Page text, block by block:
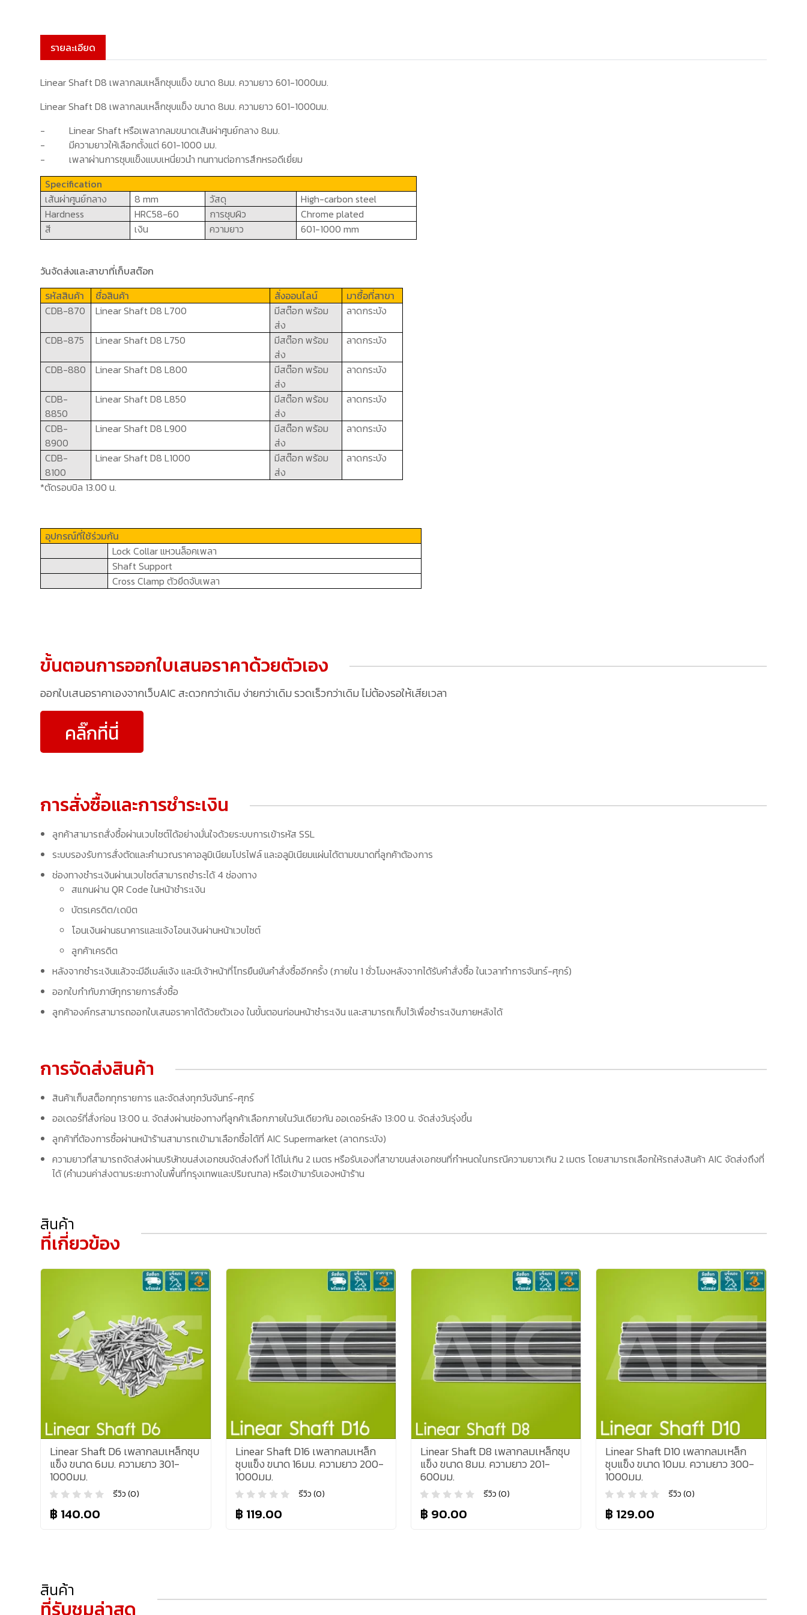
รายละเอียด
Linear Shaft D8 เพลากลมเหล็กชุบแข็ง ขนาด 8มม. ความยาว 601-1000มม.
Linear Shaft D8 เพลากลมเหล็กชุบแข็ง ขนาด 8มม. ความยาว 601-1000มม.
-
Linear Shaftหรือเพลากลมขนาดเส้นผ่าศูนย์กลาง8มม.
-
มีความยาวให้เลือกตั้งแต่601-1000 มม.
-
เพลาผ่านการชุบแข็งแบบเหนี่ยวนำ ทนทานต่อการสึกหรอดีเยี่ยม
Specification
เส้นผ่าศูนย์กลาง
8 mm วัสดุ
High-carbon steel
Hardness
HRC58-60 การชุบผิว
Chrome plated
สี
เงิน ความยาว 601-1000 mm
วันจัดส่งและสาขาที่เก็บสต๊อก
รหัสสินค้า
ชื่อสินค้า สั่งออนไลน์
มาซื้อที่สาขา
CDB-870
Linear ShaftD8 L700
มีสต๊อก พร้อม
ส่ง
ลาดกระบัง
CDB-875 Linear ShaftD8 L750
มีสต๊อก พร้อม
ส่ง
ลาดกระบัง
CDB-880 Linear ShaftD8 L800
มีสต๊อก พร้อม
ส่ง
ลาดกระบัง
CDB-
8850
Linear ShaftD8 L850
มีสต๊อก พร้อม
ส่ง
ลาดกระบัง
CDB-
8900
Linear ShaftD8 L900
มีสต๊อก พร้อม
ส่ง
ลาดกระบัง
CDB-
8100
Linear ShaftD8 L1000
มีสต๊อก พร้อม
ส่ง
ลาดกระบัง
*ตัดรอบบิล 13.00 น.
อุปกรณ์ที่ใช้ร่วมกัน
Lock Collarแหวนล็อคเพลา
Shaft Support
Cross Clampตัวยึดจับเพลา
ขั้นตอนการออกใบเสนอราคาด้วยตัวเอง
ออกใบเสนอราคาเองจากเว็บAIC สะดวกกว่าเดิม ง่ายกว่าเดิม รวดเร็วกว่าเดิม ไม่ต้องรอให้เสียเวลา
คลิ๊กที่นี่
การสั่งซื้อและการชำระเงิน
ลูกค้าสามารถสั่งซื้อผ่านเวบไซต์ได้อย่างมั่นใจด้วยระบบการเข้ารหัส SSL
ระบบรองรับการสั่งตัดและคำนวณราคาอลูมิเนียมโปรไฟล์ และอลูมิเนียมแผ่นได้ตามขนาดที่ลูกค้าต้องการ
ช่องทางชำระเงินผ่านเวบไซต์สามารถชำระได้ 4 ช่องทาง
สแกนผ่าน QR Code ในหน้าชำระเงิน
บัตรเครดิต/เดบิต
โอนเงินผ่านธนาคารและแจ้งโอนเงินผ่านหน้าเวบไซต์
ลูกค้าเครดิต
หลังจากชำระเงินแล้วจะมีอีเมล์แจ้ง และมีเจ้าหน้าที่โทรยืนยันคำสั่งซื้ออีกครั้ง (ภายใน 1 ชั่วโมงหลังจากได้รับคำสั่งซื้อ ในเวลาทำการจันทร์-ศุกร์)
ออกใบกำกับภาษีทุกรายการสั่งซื้อ
ลูกค้าองค์กรสามารถออกใบเสนอราคาได้ด้วยตัวเอง ในขั้นตอนก่อนหน้าชำระเงิน และสามารถเก็บไว้เพื่อชำระเงินภายหลังได้
การจัดส่งสินค้า
สินค้าเก็บสต็อกทุกรายการ และจัดส่งทุกวันจันทร์-ศุกร์
ออเดอร์ที่สั่งก่อน 13:00 น. จัดส่งผ่านช่องทางที่ลูกค้าเลือกภายในวันเดียวกัน ออเดอร์หลัง 13:00 น. จัดส่งวันรุ่งขึ้น
ลูกค้าที่ต้องการซื้อผ่านหน้าร้านสามารถเข้ามาเลือกซื้อได้ที่ AIC Supermarket (ลาดกระบัง)
ความยาวที่สามารถจัดส่งผ่านบริษัทขนส่งเอกชนจัดส่งถึงที่ ได้ไม่เกิน 2 เมตร หรือรับเองที่สาขาขนส่งเอกชนที่กำหนดในกรณีความยาวเกิน 2 เมตร โดยสามารถเลือกให้รถส่งสินค้า AIC จัดส่งถึงที่
ได้ (คำนวนค่าส่งตามระยะทางในพื้นที่กรุงเทพและปริมณฑล) หรือเข้ามารับเองหน้าร้าน
สินค้า
ที่เกี่ยวข้อง
Linear Shaft D6 เพลากลมเหล็กชุบ
แข็ง ขนาด 6มม. ความยาว 301-
1000มม.
รีวิว (0)
฿ 140.00
Linear Shaft D16 เพลากลมเหล็ก
ชุบแข็ง ขนาด 16มม. ความยาว 200-
1000มม.
รีวิว (0)
฿ 119.00
Linear Shaft D8 เพลากลมเหล็กชุบ
แข็ง ขนาด 8มม. ความยาว 201-
600มม.
รีวิว (0)
฿ 90.00
Linear Shaft D10 เพลากลมเหล็ก
ชุบแข็ง ขนาด 10มม. ความยาว 300-
1000มม.
รีวิว (0)
฿ 129.00
สินค้า
ที่รับชมล่าสุด